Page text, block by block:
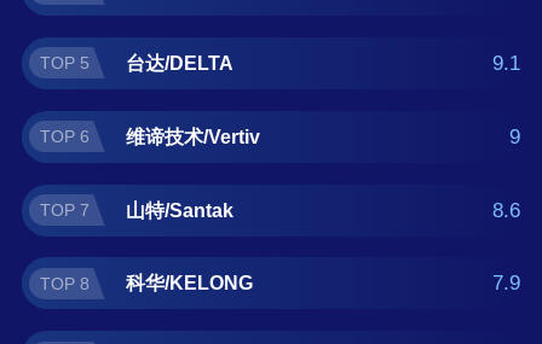
TOP 5 台达/DELTA 9.1
TOP 6 维谛技术/Vertiv 9
TOP 7 山特/Santak 8.6
TOP 8 科华/KELONG 7.9